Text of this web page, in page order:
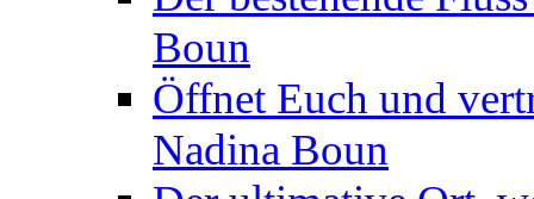
Boun
Öffnet Euch und
Nadina Boun